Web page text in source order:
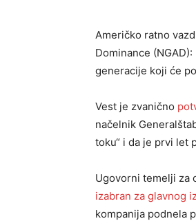
Američko ratno
Dominance
generacije koji će
Vest je zvanično
načelnik
toku“ i da je prvi let
Ugovorni temelji za
izabran za glavnog
kompanija podnela